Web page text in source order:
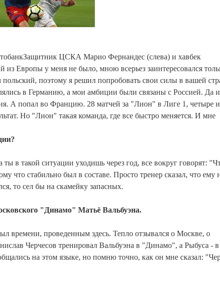
ЦСКА Марио Фернандес (слева) и хавбек
Европы у меня не было, мною всерьез заинтересовался
поэтому я решил попробовать свои силы в вашей
в Германию, а мои амбиции были связаны с Россией. Да
А попал во Францию. 28 матчей за "Лион" в Лиге 1, четыре
Но "Лион" такая команда, где все быстро меняется. И мне
в такой ситуации уходишь через год, все вокруг говорят:
что стабильно был в составе. Просто тренер сказал, что ему
то сел бы на скамейку запасных.
"Динамо" Матьё Вальбуэна.
времени, проведенным здесь. Тепло отзывался о Москве, о
Черчесов тренировал Вальбуэна в "Динамо", а Рыбуса - в
на этом языке, но помню точно, как он мне сказал: